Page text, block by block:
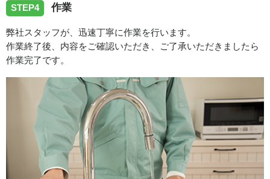
STEP4 作業
弊社スタッフが、迅速丁寧に作業を行います。
作業終了後、内容をご確認いただき、ご了承いただきましたら
作業完了です。